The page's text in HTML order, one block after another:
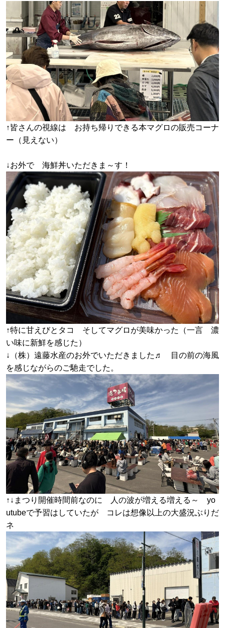
↑皆さんの視線は お持ち帰りできる本マグロの販売コーナ
ー（見えない）
↓お外で 海鮮丼いただきま～す！
↑特に甘えびとタコ そしてマグロが美味かった（一言 濃
い味に新鮮を感じた）
↓（株）遠藤水産のお外でいただきました♬ 目の前の海風
を感じながらのご馳走でした。
↑↓まつり開催時間前なのに 人の波が増える増える～ yo
utubeで予習はしていたが コレは想像以上の大盛況ぶりだ
ネ